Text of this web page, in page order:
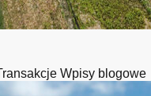
Wpisy blogowe